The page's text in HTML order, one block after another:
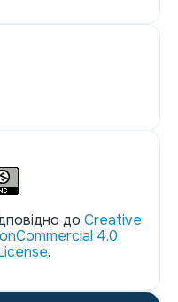
до Creative
4.0
.